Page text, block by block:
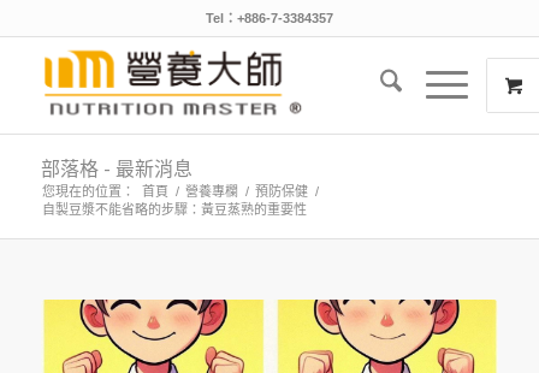
Tel：+886-7-3384357
部落格 - 最新消息
您現在的位置： 首頁 / 營養專欄 / 預防保健 /
自製豆漿不能省略的步驟：黃豆蒸熟的重要性